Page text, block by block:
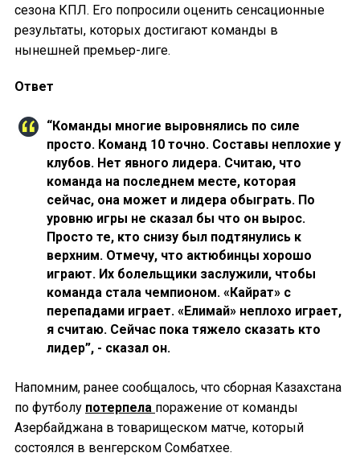
сезона КПЛ. Его попросили оценить сенсационные
результаты, которых достигают команды в
нынешней премьер-лиге.
Ответ
“Команды многие выровнялись по силе
просто. Команд 10 точно. Составы неплохие у
клубов. Нет явного лидера. Считаю, что
команда на последнем месте, которая
сейчас, она может и лидера обыграть. По
уровню игры не сказал бы что он вырос.
Просто те, кто снизу был подтянулись к
верхним. Отмечу, что актюбинцы хорошо
играют. Их болельщики заслужили, чтобы
команда стала чемпионом. «Кайрат» с
перепадами играет. «Елимай» неплохо играет,
я считаю. Сейчас пока тяжело сказать кто
лидер”, - сказал он.
Напомним, ранее сообщалось, что сборная Казахстана
по футболу потерпела поражение от команды
Азербайджана в товарищеском матче, который
состоялся в венгерском Сомбатхее.